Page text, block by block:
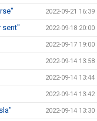
2022-09-21 16:39
sent" 2022-09-18 20:00
2022-09-17 19:00
2022-09-14 13:58
2022-09-14 13:44
2022-09-14 13:42
2022-09-14 13:30